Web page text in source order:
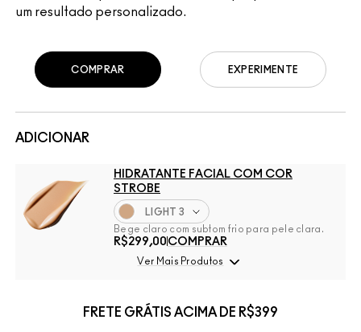
um resultado personalizado.
ADICIONAR
HIDRATANTE FACIAL COM COR
STROBE
LIGHT 3
Bege claro com subtom frio para pele clara.
R$299,00 COMPRAR
Ver Mais Produtos
EXPERIMENTE
COMPRAR
FRETE GRÁTIS ACIMA DE R$399